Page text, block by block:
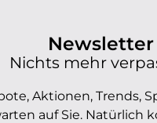
Newsletter
Nichts mehr
Aktionen, Trends,
auf Sie. Natürlich